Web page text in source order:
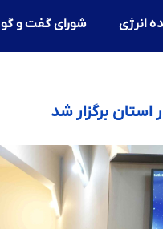
انرژی شورای گفت و گو
برگزار شد